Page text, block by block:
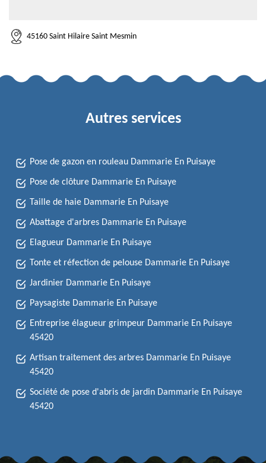
45160 Saint Hilaire Saint Mesmin
Autres services
Pose de gazon en rouleau Dammarie En Puisaye
Pose de clôture Dammarie En Puisaye
Taille de haie Dammarie En Puisaye
Abattage d'arbres Dammarie En Puisaye
Elagueur Dammarie En Puisaye
Tonte et réfection de pelouse Dammarie En Puisaye
Jardinier Dammarie En Puisaye
Paysagiste Dammarie En Puisaye
Entreprise élagueur grimpeur Dammarie En Puisaye
45420
Artisan traitement des arbres Dammarie En Puisaye
45420
Société de pose d'abris de jardin Dammarie En Puisaye
45420